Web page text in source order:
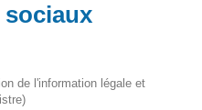
sociaux
de l'information légale et